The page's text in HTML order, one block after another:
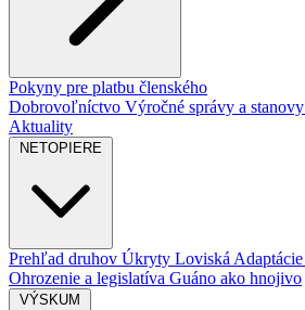
Pokyny pre platbu členského
Dobrovoľníctvo Výročné správy a stanovy
Aktuality
NETOPIERE
Prehľad druhov Úkryty Loviská Adaptácie
Ohrozenie a legislatíva Guáno ako hnojivo
VÝSKUM